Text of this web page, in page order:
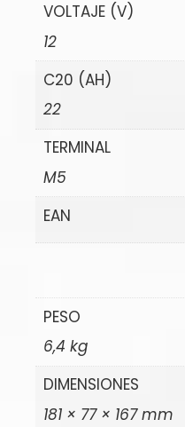
VOLTAJE (V)
12
C20 (AH)
22
TERMINAL
M5
EAN
PESO
6,4 kg
DIMENSIONES
181 × 77 × 167 mm